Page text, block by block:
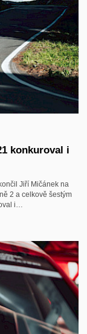
konkuroval i
Jiří Mičánek na
2 a celkově šestým
i…